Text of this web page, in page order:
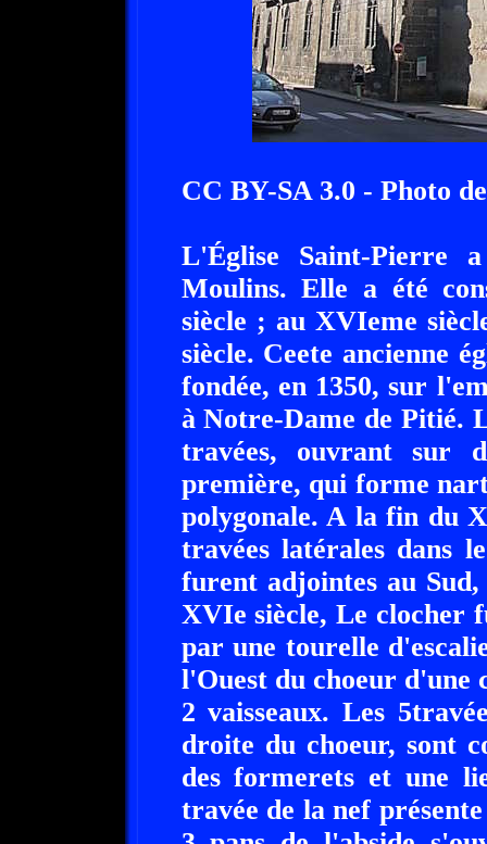
CC BY-SA 3.0 - Photo
L'Église Saint-Pierre
Moulins. Elle a été
siècle ; au XVIeme
siècle. Ceete ancienne
fondée, en 1350, sur
à Notre-Dame de Pitié.
travées, ouvrant sur
première, qui forme
polygonale. A la fin du
travées latérales dans
furent adjointes au
XVIe siècle, Le clocher
par une tourelle
l'Ouest du choeur d'une
2 vaisseaux. Les
droite du choeur, sont
des formerets et une
travée de la nef